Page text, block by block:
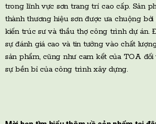
trong lĩnh vực sơn trang trí cao cấp. Sản
thành thương hiệu sơn được ưa chuộng
kiến trúc sư và thầu thợ công trình dự án.
sự đánh giá cao và tin tưởng vào chất
sản phẩm, cũng như cam kết của TOA đối
sự bền bỉ của công trình xây dựng.